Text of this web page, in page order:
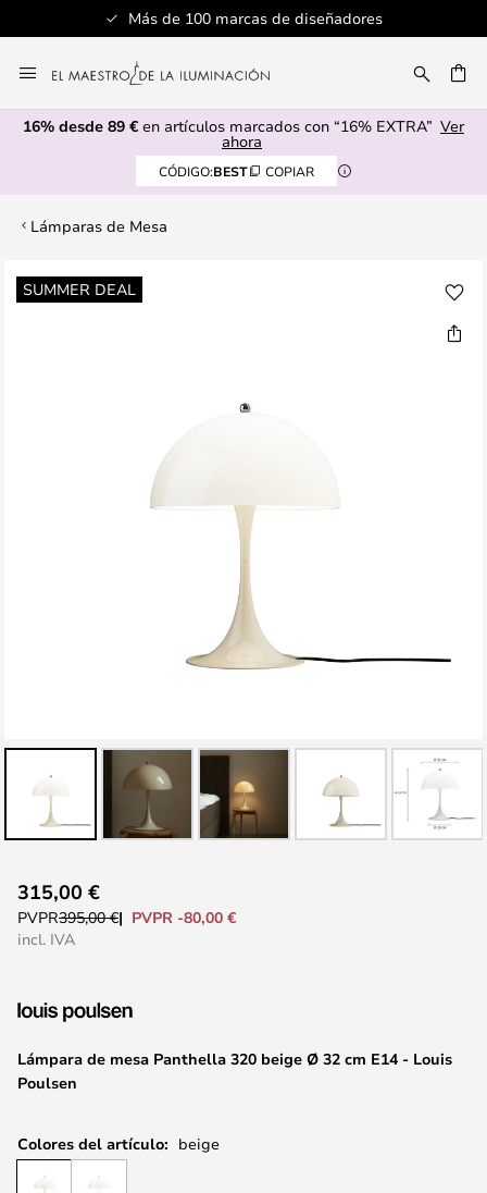
Más de 100 marcas de diseñadores
al
contenido
16% desde 89 € en artículos marcados con “16% EXTRA” Ver
ahora
CÓDIGO:BEST COPIAR
Lámparas de Mesa
SUMMER DEAL
Saltar
al
al
comienzo
galería
imágenes
Lámpara de mesa Panthella 320 beige Ø 32 cm E14 - Louis
Poulsen
315,00 €
PVPR395,00 €
PVPR -80,00 €
incl. IVA
Colores del artículo: beige